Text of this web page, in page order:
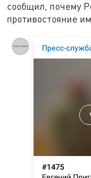
сообщил, почему
противостояние